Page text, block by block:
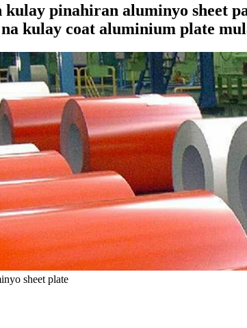
pinahiran aluminyo sheet
kulay coat aluminium plate
sheet plate